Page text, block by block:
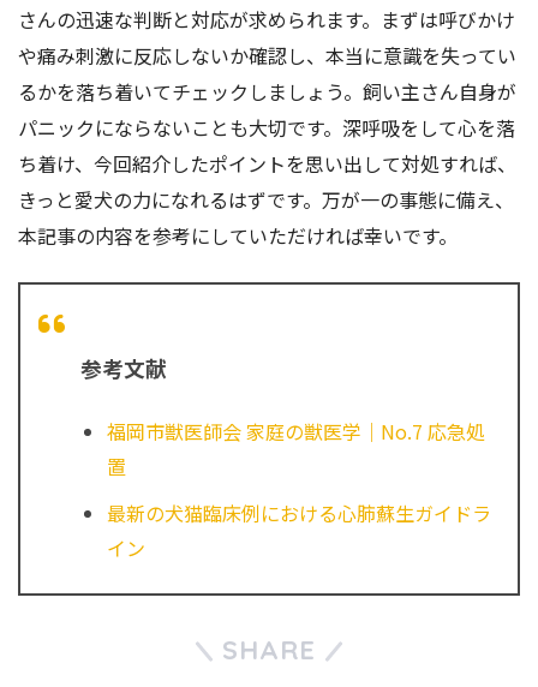
さんの迅速な判断と対応が求められます。まずは呼びかけ
や痛み刺激に反応しないか確認し、本当に意識を失ってい
るかを落ち着いてチェックしましょう。飼い主さん自身が
パニックにならないことも大切です。深呼吸をして心を落
ち着け、今回紹介したポイントを思い出して対処すれば、
きっと愛犬の力になれるはずです。万が一の事態に備え、
本記事の内容を参考にしていただければ幸いです。
参考文献
福岡市獣医師会 家庭の獣医学｜No.7 応急処
置
最新の犬猫臨床例における心肺蘇生ガイドラ
イン
SHARE